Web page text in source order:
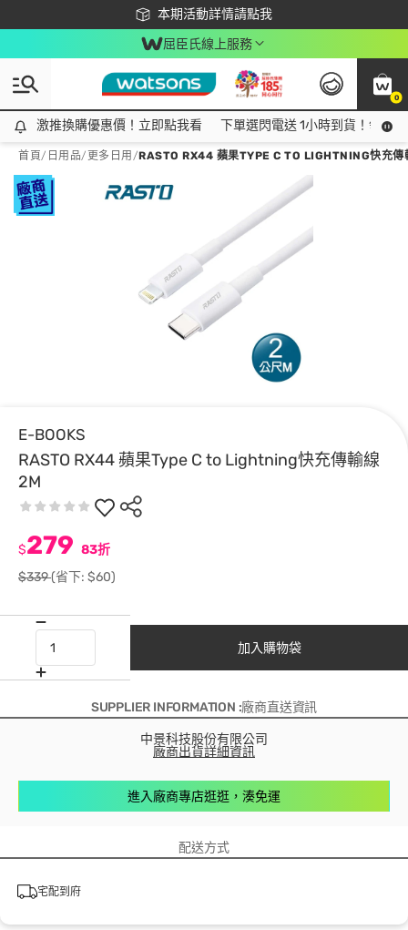
本期活動詳情請點我
下載app最高回饋$350
屈臣氏線上服務
0
激推換購優惠價！立即點我看
激推換購優惠價！立即點我看 下單選閃電送 1小時到貨！領神
首頁/ 日用品/ 更多日用 /RASTO RX44 蘋果TYPE C TO LIGHTNING快充傳
E-BOOKS
RASTO RX44 蘋果Type C to Lightning快充傳輸線
2M
$279 83折
$339(省下: $60)
加入購物袋
SUPPLIER INFORMATION :廠商直送資訊
中景科技股份有限公司
廠商出貨詳細資訊
進入廠商專店逛逛，湊免運
配送方式
宅配到府